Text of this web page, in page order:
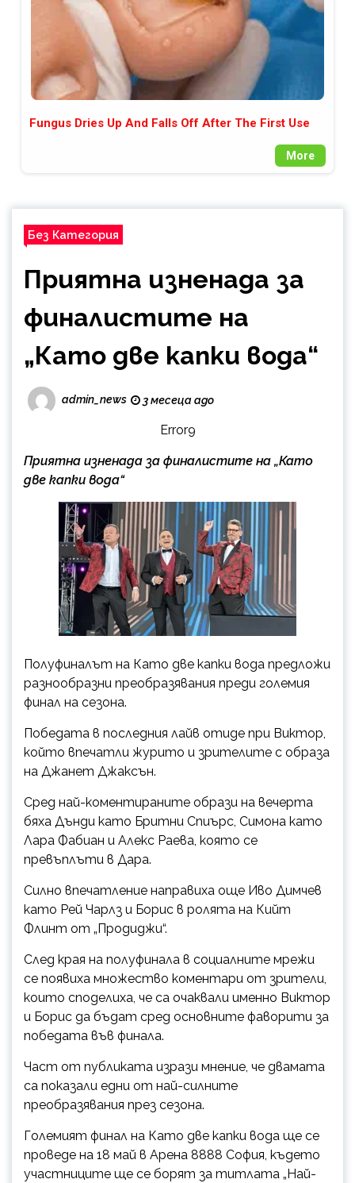
Fungus Dries Up And Falls Off After The First Use
More
Без Категория
Приятна изненада за
финалистите на
„Като две капки вода“
admin_news 3 месеца ago
Error9
Приятна изненада за финалистите на „Като
две капки вода“
Полуфиналът на Като две капки вода предложи
разнообразни преобразявания преди големия
финал на сезона.
Победата в последния лайв отиде при Виктор,
който впечатли журито и зрителите с образа
на Джанет Джаксън.
Сред най-коментираните образи на вечерта
бяха Дънди като Бритни Спиърс, Симона като
Лара Фабиан и Алекс Раева, която се
превъплъти в Дара.
Силно впечатление направиха още Иво Димчев
като Рей Чарлз и Борис в ролята на Кийт
Флинт от „Продиджи“.
След края на полуфинала в социалните мрежи
се появиха множество коментари от зрители,
които споделиха, че са очаквали именно Виктор
и Борис да бъдат сред основните фаворити за
победата във финала.
Част от публиката изрази мнение, че двамата
са показали едни от най-силните
преобразявания през сезона.
Големият финал на Като две капки вода ще се
проведе на 18 май в Арена 8888 София, където
участниците ще се борят за титлата „Най-